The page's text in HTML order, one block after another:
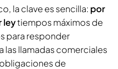
la clave es sencilla: por
leytiempos máximos de
para responder
las llamadas comerciales
obligaciones de